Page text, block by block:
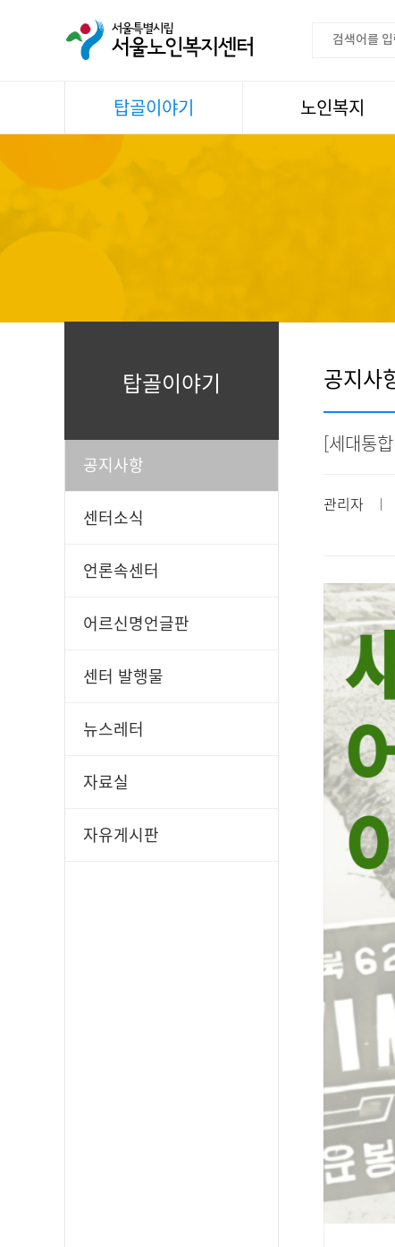
탑골이야기
자료실
노인복지
스마트복지사업
일과봉사
탑골이야기
공지사항
센터소식
언론속센터
어르신명언글판
센터 발행물
뉴스레터
자료실
자유게시판
공지사
[세대통
관리자 ㅣ